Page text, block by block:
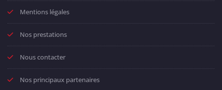
Mentions légales
Nos prestations
Nous contacter
Nos principaux partenaires